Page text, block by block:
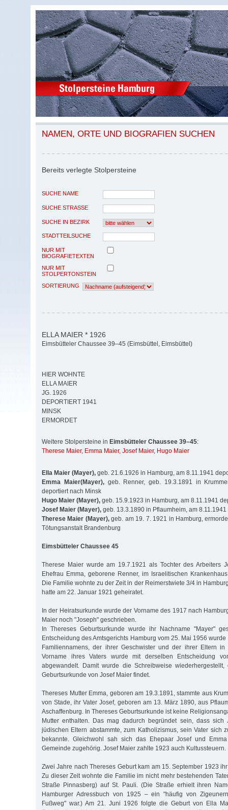
NAMEN, ORTE UND BIOGRAFIEN SUCHEN
Bereits verlegte Stolpersteine
SUCHE NAME
SUCHE STRASSE
SUCHE IN BEZIRK
STADTTEILSUCHE
NUR MIT
BIOGRAFIETEXTEN
NUR MIT
STOLPERTONSTEIN
SORTIERUNG
ELLA MAIER * 1926
Eimsbütteler Chaussee 39–45 (Eimsbüttel, Eimsbüttel)
HIER WOHNTE
ELLA MAIER
JG. 1926
DEPORTIERT 1941
MINSK
ERMORDET
Weitere Stolpersteine in Eimsbütteler Chaussee 39–45:
Therese Maier, Emma Maier, Josef Maier, Hugo Maier
Ella Maier (Mayer), geb. 21.6.1926 in Hamburg, am 8.11.1941
Emma Maier(Mayer),geb. Renner, geb. 19.3.1891 in
deportiert nach Minsk
Hugo Maier (Mayer), geb. 15.9.1923 in Hamburg, am 8.11.1941
Josef Maier (Mayer), geb. 13.3.1890 in Pflaumheim, am
Therese Maier (Mayer),geb. am 19. 7. 1921 in Hamburg,
Tötungsanstalt Brandenburg
Eimsbütteler Chaussee 45
Therese Maier wurde am 19.7.1921 als Tochter des Arbeiters
Ehefrau Emma, geborene Renner, im Israelitischen
Die Familie wohnte zu der Zeit in der Reimerstwiete 3/4 in
hatte am 22. Januar 1921 geheiratet.
In der Heiratsurkunde wurde der Vorname des 1917 nach
Maier noch "Joseph" geschrieben.
In Thereses Geburtsurkunde wurde ihr Nachname "Mayer"
Entscheidung des Amtsgerichts Hamburg vom 25. Mai 1956
Familiennamens, der ihrer Geschwister und der ihrer Eltern in
Vorname ihres Vaters wurde mit derselben Entscheidung
abgewandelt. Damit wurde die Schreibweise
Geburtsurkunde von Josef Maier findet.
Thereses Mutter Emma, geboren am 19.3.1891, stammte aus
von Stade, ihr Vater Josef, geboren am 13. März 1890, aus
Aschaffenburg. In Thereses Geburtsurkunde ist keine
Mutter enthalten. Das mag dadurch begründet sein, dass sich
jüdischen Eltern abstammte, zum Katholizismus, sein Vater sich
bekannte. Gleichwohl sah sich das Ehepaar Josef und
Gemeinde zugehörig. Josef Maier zahlte 1923 auch Kultussteuern.
Zwei Jahre nach Thereses Geburt kam am 15. September 1923
Zu dieser Zeit wohnte die Familie im nicht mehr bestehenden
Straße Pinnasberg) auf St. Pauli. (Die Straße erhielt ihren
Hamburger Adressbuch von 1925 – ein "häufig von
Fußweg" war.) Am 21. Juni 1926 folgte die Geburt von Ella